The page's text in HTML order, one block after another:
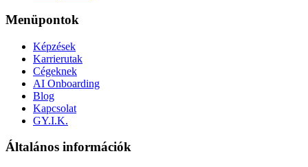
Menüpontok
Képzések
Karrierutak
Cégeknek
AI Onboarding
Blog
Kapcsolat
GY.I.K.
Általános információk